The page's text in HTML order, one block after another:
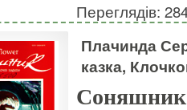
Переглядів:
Плачинда
казка,